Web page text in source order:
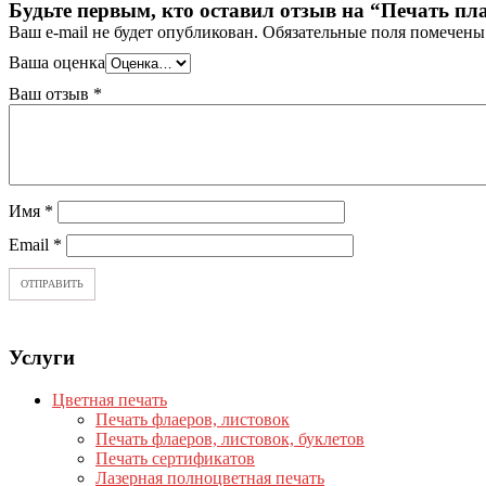
Будьте первым, кто оставил отзыв на “Печать
Ваш e-mail не будет опубликован. Обязательные поля помечены
Ваша оценка
Ваш отзыв *
Имя *
Email *
Услуги
Цветная печать
Печать флаеров, листовок
Печать флаеров, листовок, буклетов
Печать сертификатов
Лазерная полноцветная печать